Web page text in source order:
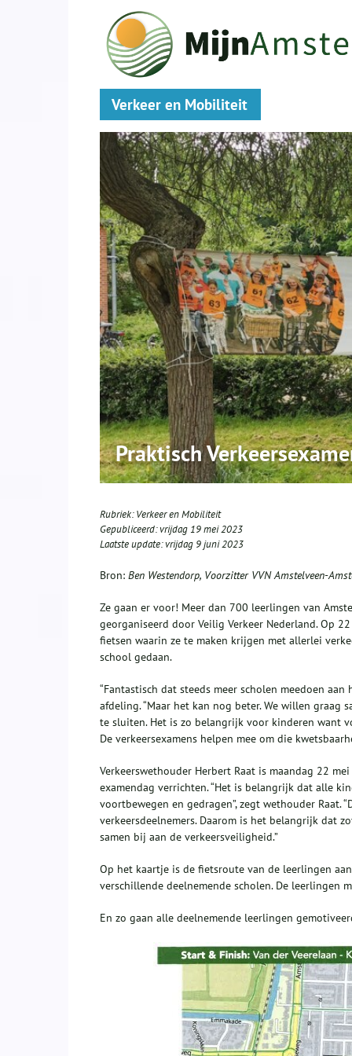
Verkeer en Mobiliteit
Praktisch
Rubriek:Verkeer en Mobiliteit
Gepubliceerd:vrijdag 19 mei 2023
Laatste update:vrijdag 9 juni 2023
Bron: Ben Westendorp, Voorzitter VVN Amstelveen-
Ze gaan er voor! Meer dan 700 leerlingen van
georganiseerd door Veilig Verkeer Nederland. Op
fietsen waarin ze te maken krijgen met allerlei
school gedaan.
“Fantastisch dat steeds meer scholen meedoen
afdeling. “Maar het kan nog beter. We willen graag
te sluiten. Het is zo belangrijk voor kinderen want
De verkeersexamens helpen mee om die
Verkeerswethouder Herbert Raat is maandag 22
examendag verrichten. “Het is belangrijk dat alle
voortbewegen en gedragen”, zegt wethouder Raat.
verkeersdeelnemers. Daarom is het belangrijk dat
samen bij aan de verkeersveiligheid.”
Op het kaartje is de fietsroute van de leerlingen
verschillende deelnemende scholen. De leerlingen
En zo gaan alle deelnemende leerlingen